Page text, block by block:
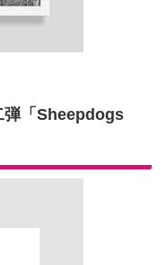
弾「Sheepdogs